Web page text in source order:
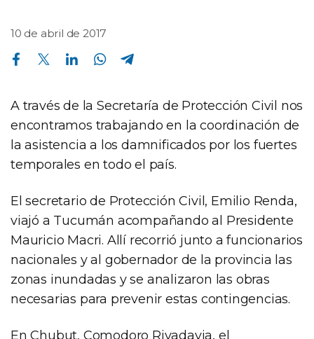
10 de abril de 2017
Compartir en Facebook Compartir en Twitter Compartir en Linkedin Compartir en Whatsapp
A través de la Secretaría de Protección Civil nos
encontramos trabajando en la coordinación de
la asistencia a los damnificados por los fuertes
temporales en todo el país.
El secretario de Protección Civil, Emilio Renda,
viajó a Tucumán acompañando al Presidente
Mauricio Macri. Allí recorrió junto a funcionarios
nacionales y al gobernador de la provincia las
zonas inundadas y se analizaron las obras
necesarias para prevenir estas contingencias.
En Chubut, Comodoro Rivadavia, el